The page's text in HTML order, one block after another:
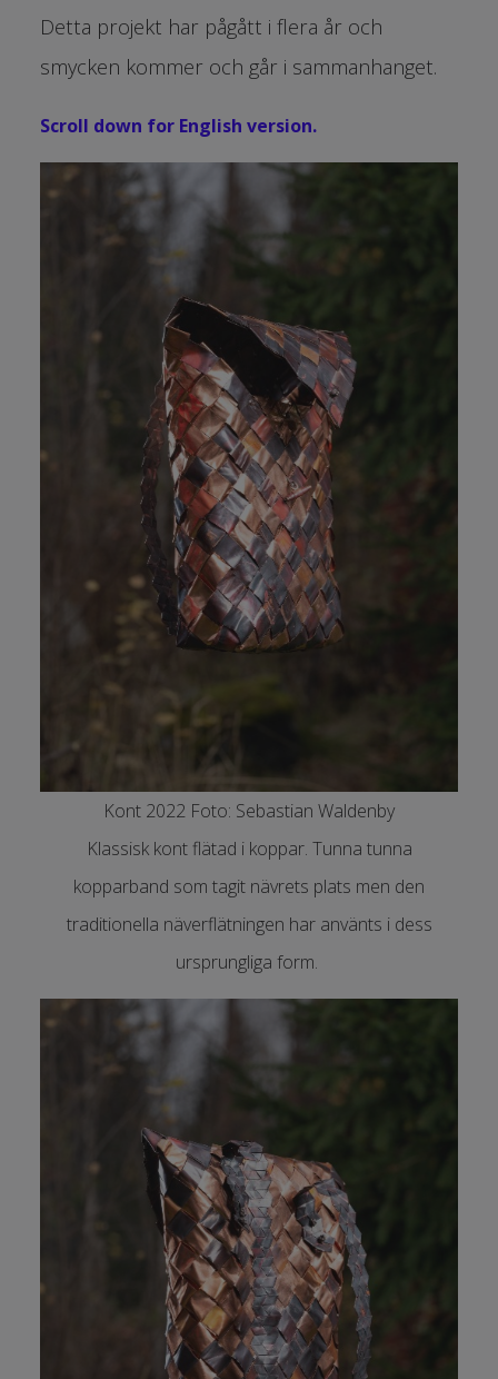
Detta projekt har pågått i flera år och
smycken kommer och går i sammanhanget.
Scroll down for English version.
Kont 2022 Foto: Sebastian Waldenby
Klassisk kont flätad i koppar. Tunna tunna
kopparband som tagit nävrets plats men den
traditionella näverflätningen har använts i dess
ursprungliga form.